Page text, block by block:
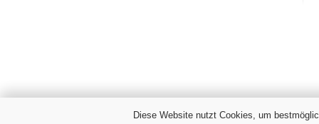
Diese Website nutzt Cookies, um